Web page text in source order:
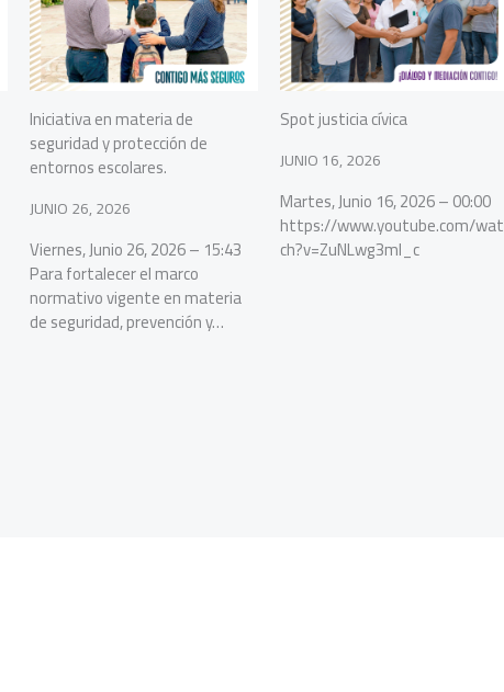
Iniciativa en materia de
seguridad y protección de
entornos escolares.
JUNIO 26, 2026
Viernes, Junio 26, 2026 – 15:43
Para fortalecer el marco
normativo vigente en materia
de seguridad, prevención y…
Spot justicia cívica
JUNIO 16, 2026
Martes, Junio 16, 2026 – 00:00
https://www.youtube.com/wat
ch?v=ZuNLwg3ml_c